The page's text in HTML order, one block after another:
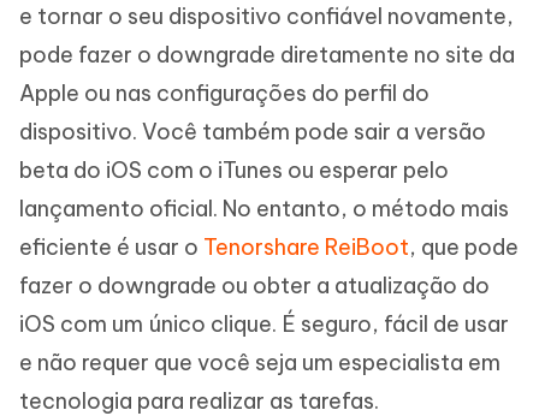
e tornar o seu dispositivo confiável novamente,
pode fazer o downgrade diretamente no site da
Apple ou nas configurações do perfil do
dispositivo. Você também pode sair a versão
beta do iOS com o iTunes ou esperar pelo
lançamento oficial. No entanto, o método mais
eficiente é usar o Tenorshare ReiBoot, que pode
fazer o downgrade ou obter a atualização do
iOS com um único clique. É seguro, fácil de usar
e não requer que você seja um especialista em
tecnologia para realizar as tarefas.